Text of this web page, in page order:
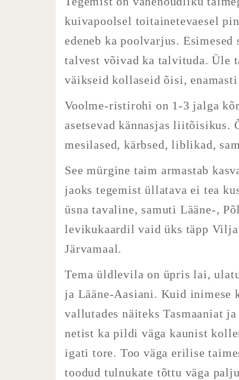
kuivapoolsel toitainetevaesel
edeneb ka poolvarjus.
talvest võivad ka talvituda. Üle
väikseid kollaseid õisi, enamasti
Voolme-ristirohi on 1-3 jalga
asetsevad kännasjas
mesilased, kärbsed, liblikad,
See mürgine taim armastab
jaoks tegemist üllatava ei tea
üsna tavaline, samuti Lääne-,
levikukaardil vaid üks täpp
Järvamaal.
Tema üldlevila on üpris lai,
ja Lääne-Aasiani. Kuid inimese
vallutades näiteks Tasmaaniat
netist ka pildi väga kaunist
igati tore. Too väga erilise
toodud tulnukate tõttu väga